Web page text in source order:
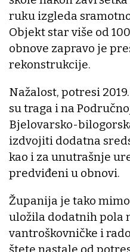
ruku izgleda
Objekt star više od
obnove zapravo je
rekonstrukcije.
Nažalost, potresi
su traga i na
Bjelovarsko-
izdvojiti dodatna
kao i za unutrašnje
predviđeni u obnovi.
Županija je tako
uložila dodatnih pola
vantroškovničke i